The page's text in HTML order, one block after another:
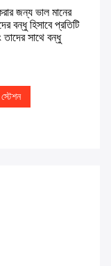
জন্য ভাল মানের
বন্ধু হিসাবে প্রতিটি
সাথে বন্ধু